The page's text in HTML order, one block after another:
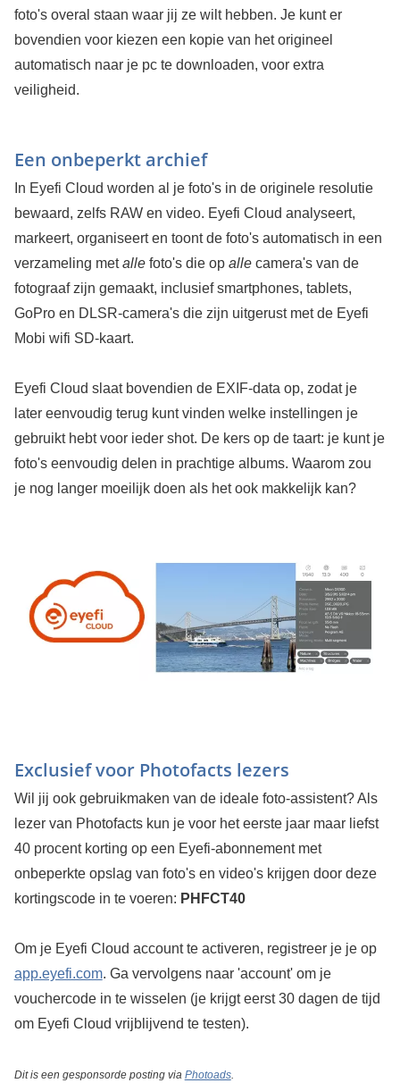
foto's overal staan waar jij ze wilt hebben. Je kunt er
bovendien voor kiezen een kopie van het origineel
automatisch naar je pc te downloaden, voor extra
veiligheid.
Een onbeperkt archief
In Eyefi Cloud worden al je foto's in de originele resolutie
bewaard, zelfs RAW en video. Eyefi Cloud analyseert,
markeert, organiseert en toont de foto's automatisch in een
verzameling metallefoto's die op allecamera's van de
fotograaf zijn gemaakt, inclusief smartphones, tablets,
GoPro en DLSR-camera's die zijn uitgerust met de Eyefi
Mobi wifi SD-kaart.
Eyefi Cloud slaat bovendien de EXIF-data op, zodat je
later eenvoudig terug kunt vinden welke instellingen je
gebruikt hebt voor ieder shot. De kers op de taart: je kunt je
foto's eenvoudig delen in prachtige albums. Waarom zou
je nog langer moeilijk doen als het ook makkelijk kan?
Exclusief voor Photofacts lezers
Wil jij ook gebruikmaken van de ideale foto-assistent? Als
lezer van Photofacts kun je voor het eerste jaar maar liefst
40 procent korting op een Eyefi-abonnement met
onbeperkte opslag van foto's en video's krijgen door deze
kortingscode in te voeren: PHFCT40
Om je Eyefi Cloud account te activeren, registreer je je op
app.eyefi.com. Ga vervolgens naar 'account' om je
vouchercode in te wisselen (je krijgt eerst 30 dagen de tijd
om Eyefi Cloud vrijblijvend te testen).
Dit is een gesponsorde posting via Photoads.